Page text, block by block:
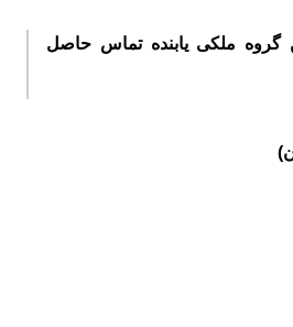
گروه ملکی یابنده تماس حاصل